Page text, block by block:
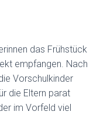
das Frühstück
empfangen. Nach
Vorschulkinder
die Eltern parat
im Vorfeld viel